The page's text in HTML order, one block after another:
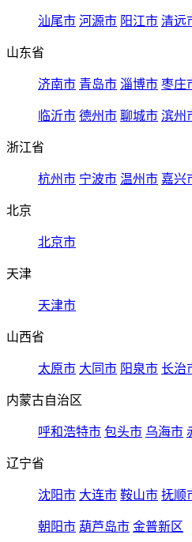
汕尾市 河源市 阳江市 清远
山东省
济南市 青岛市 淄博市 枣庄
临沂市 德州市 聊城市 滨州
浙江省
杭州市 宁波市 温州市 嘉兴
北京
北京市
天津
天津市
山西省
太原市 大同市 阳泉市 长治
内蒙古自治区
呼和浩特市 包头市 乌海市
辽宁省
沈阳市 大连市 鞍山市 抚顺
朝阳市 葫芦岛市 金普新区